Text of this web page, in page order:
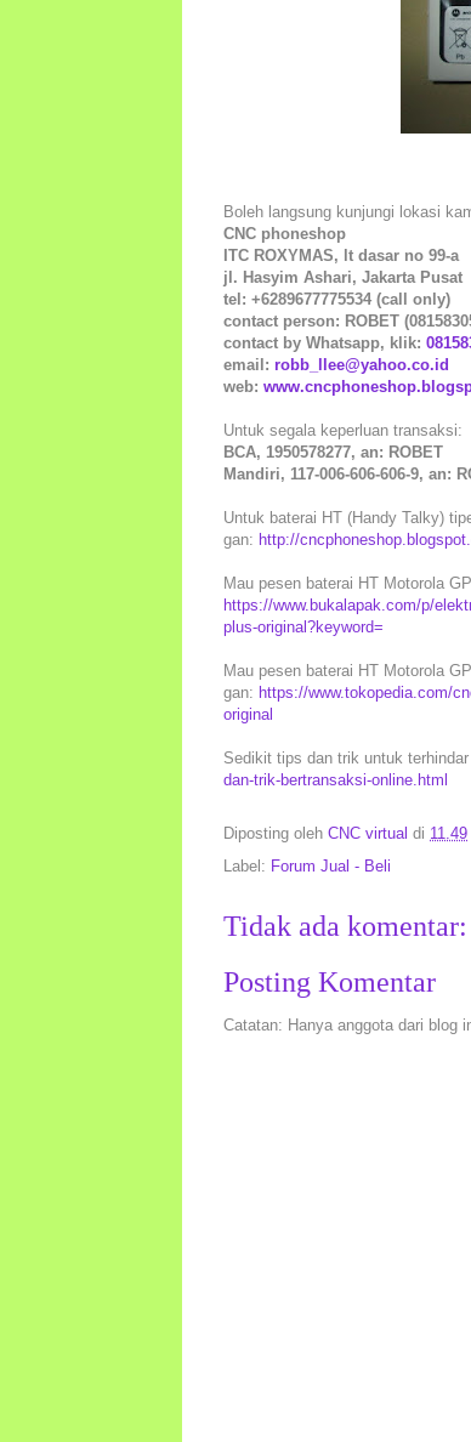
Boleh langsung kunjungi lokasi
CNC phoneshop
ITC ROXYMAS, lt dasar no 99-a
jl. Hasyim Ashari, Jakarta Pusat
tel: +6289677775534 (call only)
contact person: ROBET
contact by Whatsapp, klik:
email: robb_llee@yahoo.co.id
web:
Untuk segala keperluan transaksi:
BCA, 1950578277, an: ROBET
Mandiri, 117-006-606-606-9, an:
Untuk baterai HT (Handy Talky)
gan: http://
Mau pesen baterai HT Motorola
https://www.bukalapak.com/p/
plus-original?keyword=
Mau pesen baterai HT Motorola
gan: https://www.tokopedia.com/
original
Sedikit tips dan trik untuk
dan-trik-bertransaksi-online.html
Diposting oleh CNC virtual di 11.49
Label: Forum Jual - Beli
Tidak ada komentar:
Posting Komentar
Catatan: Hanya anggota dari blog